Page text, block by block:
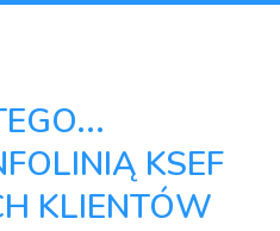
KSEF
KLIENTÓW